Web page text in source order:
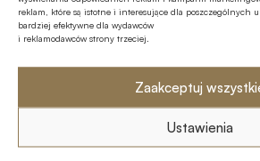
reklam, które są istotne i interesujące dla poszczególnych
bardziej efektywne dla wydawców
i reklamodawców strony trzeciej.
Zaakceptuj
Ustawienia